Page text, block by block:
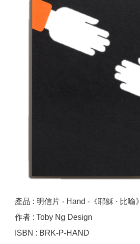
產品 : 明信片 - Hand -《耶穌 · 比喻》
作者 : Toby Ng Design
ISBN : BRK-P-HAND